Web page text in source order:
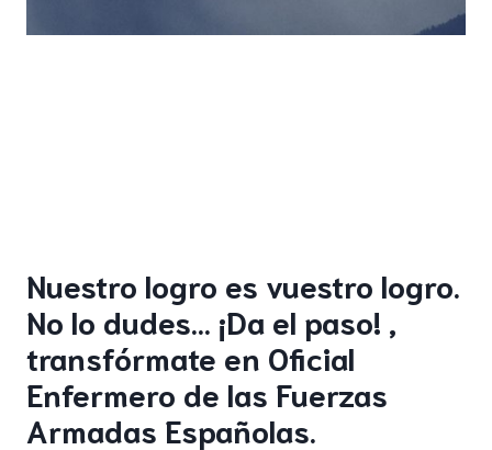
Nuestro logro es vuestro logro.
No lo dudes… ¡Da el paso! ,
transfórmate en Oficial
Enfermero de las Fuerzas
Armadas Españolas.